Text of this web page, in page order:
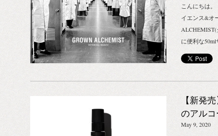
ざいます。
いても配送遅
ません。 何
ます。
こんにちは
イエンス&オ
に便利な
となったハ
アイテム各
アイテム。
いを守りな
本品は医薬品
【新発
のアル
May 9, 2020